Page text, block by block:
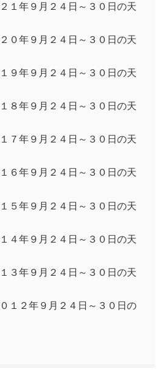
１年９月２４日～３０日の天
０年９月２４日～３０日の天
９年９月２４日～３０日の天
８年９月２４日～３０日の天
７年９月２４日～３０日の天
６年９月２４日～３０日の天
５年９月２４日～３０日の天
４年９月２４日～３０日の天
３年９月２４日～３０日の天
１２年９月２４日～３０日の